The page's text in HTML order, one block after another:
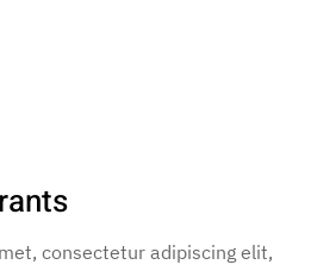
consectetur adipiscing elit,